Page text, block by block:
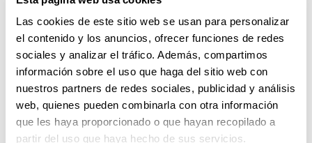
Las cookies de este sitio web se usan para personalizar
el contenido y los anuncios, ofrecer funciones de redes
sociales y analizar el tráfico. Además, compartimos
información sobre el uso que haga del sitio web con
nuestros partners de redes sociales, publicidad y análisis
web, quienes pueden combinarla con otra información
que les haya proporcionado o que hayan recopilado a
partir del uso que haya hecho de sus servicios.
La flora intestinaltiene unas pequeñitas
bacterias que sirven para que el organismo
haga bien ladigestión, así que incluye
productos que las incluyan.